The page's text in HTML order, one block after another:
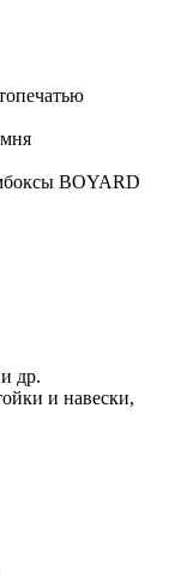
BOYARD
др.
и навески,